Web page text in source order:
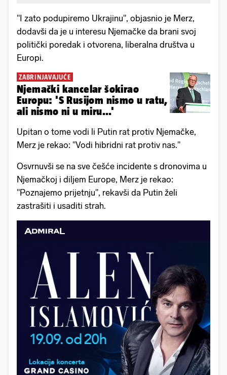
"I zato podupiremo Ukrajinu", objasnio je Merz,
dodavši da je u interesu Njemačke da brani svoj
politički poredak i otvorena, liberalna društva u
Europi.
ZABRINJAVAJUĆE
Njemački kancelar šokirao
Europu: 'S Rusijom nismo u ratu,
ali nismo ni u miru...'
Upitan o tome vodi li Putin rat protiv Njemačke,
Merz je rekao: "Vodi hibridni rat protiv nas."
Osvrnuvši se na sve češće incidente s dronovima u
Njemačkoj i diljem Europe, Merz je rekao:
"Poznajemo prijetnju", rekavši da Putin želi
zastrašiti i usaditi strah.